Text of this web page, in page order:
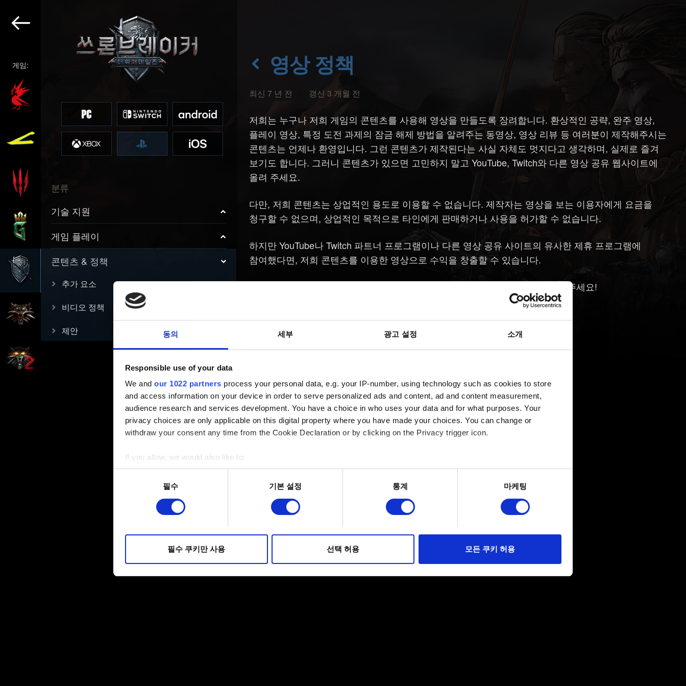
동의 세부 광고 설정 소개
Responsible use of your data
We and our 1022 partners process your personal data, e.g. your IP-number, using technology such as cookies to store
and access information on your device in order to serve personalized ads and content, ad and content measurement,
audience research and services development. You have a choice in who uses your data and for what purposes. Your
privacy choices are only applicable on this digital property where you have made your choices. You can change or
withdraw your consent any time from the Cookie Declaration or by clicking on the Privacy trigger icon.
If you allow, we would also like to:
Collect information about your geographical location which can be accurate to within several meters
Identify your device by actively scanning it for specific characteristics (fingerprinting)
Find out more about how your personal data is processed and set your preferences in the
피드백을 제공하여 사용자의 웹사이트 이용 환경을 개선하기 위해 사용됩니다. 예를 들어, 소셜 미디어를 통해 사용자와
소통할 경우, 사용자의 선호도를 파악하기 위해 쿠키의 일부를 저희 파트너와 공유할 수도 있습니다. 물론, 이처럼
필수 기본 설정 통계 마케팅
필수 쿠키만 사용 선택 허용 모든 쿠키 허용
게임:
분류
기술 지원
게임 플레이
콘텐츠 & 정책
추가 요소
비디오 정책
제안
영상 정책
최신 7 년 전 갱신 3 개월 전
저희는 누구나 저희 게임의 콘텐츠를 사용해 영상을 만들도록 장려합니다. 환상적인 공략, 완주 영상,
플레이 영상, 특정 도전 과제의 잠금 해제 방법을 알려주는 동영상, 영상 리뷰 등 여러분이 제작해주시는
콘텐츠는 언제나 환영입니다. 그런 콘텐츠가 제작된다는 사실 자체도 멋지다고 생각하며, 실제로 즐겨
보기도 합니다. 그러니 콘텐츠가 있으면 고민하지 말고 YouTube, Twitch와 다른 영상 공유 웹사이트에
올려 주세요.
다만, 저희 콘텐츠는 상업적인 용도로 이용할 수 없습니다. 제작자는 영상을 보는 이용자에게 요금을
청구할 수 없으며, 상업적인 목적으로 타인에게 판매하거나 사용을 허가할 수 없습니다.
하지만 YouTube나 Twitch 파트너 프로그램이나 다른 영상 공유 사이트의 유사한 제휴 프로그램에
참여했다면, 저희 콘텐츠를 이용한 영상으로 수익을 창출할 수 있습니다.
그런 경우가 아니라면, 드릴 수 있는 말씀은 이것 뿐입니다! 멋지게 만들고 즐겨주세요!